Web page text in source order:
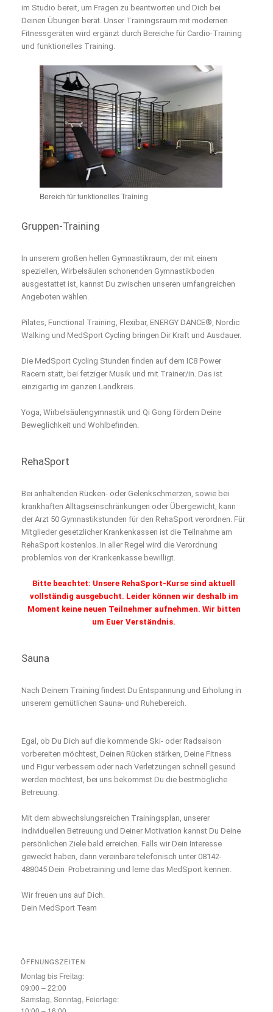
im Studio bereit, um Fragen zu beantworten und Dich bei
Deinen Übungen berät. Unser Trainingsraum mit modernen
Fitnessgeräten wird ergänzt durch Bereiche für Cardio-Training
und funktionelles Training.
Bereich für funktionelles Training
Gruppen-Training
In unserem großen hellen Gymnastikraum, der mit einem
speziellen, Wirbelsäulen schonenden Gymnastikboden
ausgestattet ist, kannst Du zwischen unseren umfangreichen
Angeboten wählen.
Pilates, Functional Training, Flexibar, ENERGY DANCE®, Nordic
Walking und MedSport Cycling bringen Dir Kraft und Ausdauer.
Die MedSport Cycling Stunden finden auf dem IC8 Power
Racern statt, bei fetziger Musik und mit Trainer/in. Das ist
einzigartig im ganzen Landkreis.
Yoga, Wirbelsäulengymnastik und Qi Gong fördern Deine
Beweglichkeit und Wohlbefinden.
RehaSport
Bei anhaltenden Rücken- oder Gelenkschmerzen, sowie bei
krankhaften Alltagseinschränkungen oder Übergewicht, kann
der Arzt 50 Gymnastikstunden für den RehaSport verordnen. Für
Mitglieder gesetzlicher Krankenkassen ist die Teilnahme am
RehaSport kostenlos. In aller Regel wird die Verordnung
problemlos von der Krankenkasse bewilligt.
Bitte beachtet: Unsere RehaSport-Kurse sind aktuell
vollständig ausgebucht. Leider können wir deshalb im
Moment keine neuen Teilnehmer aufnehmen. Wir bitten
um Euer Verständnis.
Sauna
Nach Deinem Training findest Du Entspannung und Erholung in
unserem gemütlichen Sauna- und Ruhebereich.
Egal, ob Du Dich auf die kommende Ski- oder Radsaison
vorbereiten möchtest, Deinen Rücken stärken, Deine Fitness
und Figur verbessern oder nach Verletzungen schnell gesund
werden möchtest, bei uns bekommst Du die bestmögliche
Betreuung.
Mit dem abwechslungsreichen Trainingsplan, unserer
individuellen Betreuung und Deiner Motivation kannst Du Deine
persönlichen Ziele bald erreichen. Falls wir Dein Interesse
geweckt haben, dann vereinbare telefonisch unter 08142-
488045 Dein Probetraining und lerne das MedSport kennen.
Wir freuen uns auf Dich.
Dein MedSport Team
ÖFFNUNGSZEITEN
Montag bis Freitag:
09:00 – 22:00
Samstag, Sonntag, Feiertage: